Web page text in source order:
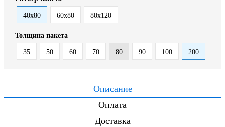
40x80 60x80 80x120
Толщина пакета
35 50 60 70 80 90 100 200
Описание
Оплата
Доставка